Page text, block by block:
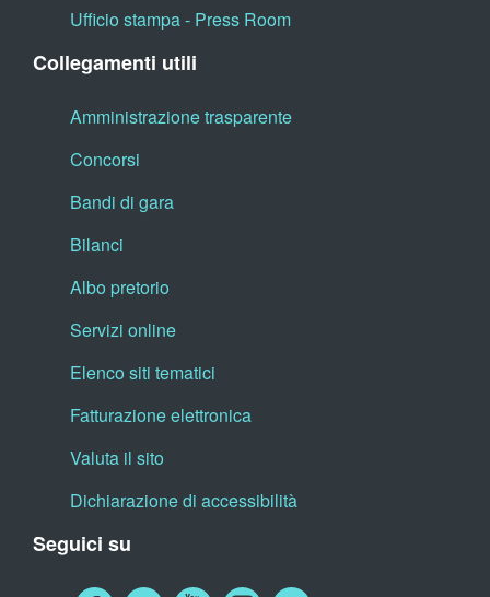
Ufficio stampa - Press Room
Collegamenti utili
Amministrazione trasparente
Concorsi
Bandi di gara
Bilanci
Albo pretorio
Servizi online
Elenco siti tematici
Fatturazione elettronica
Valuta il sito
Dichiarazione di accessibilità
Seguici su